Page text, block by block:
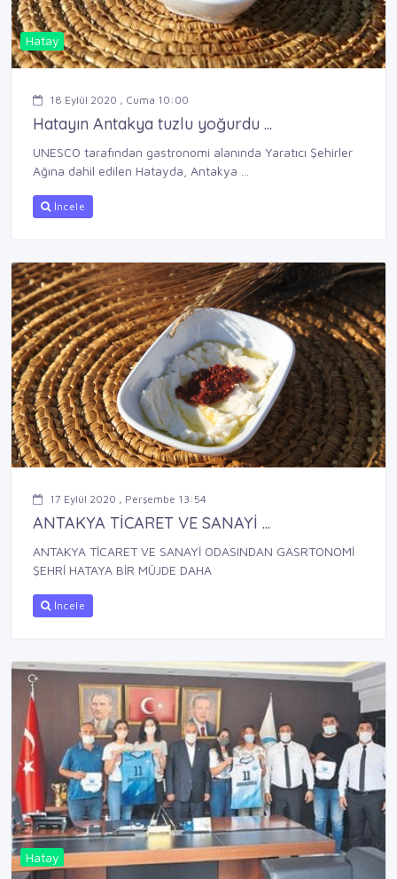
Hatay
18 Eylül 2020 , Cuma 10:00
Hatayın Antakya tuzlu yoğurdu ...
UNESCO tarafından gastronomi alanında Yaratıcı Şehirler
Ağına dahil edilen Hatayda, Antakya ...
İncele
17 Eylül 2020 , Perşembe 13:54
ANTAKYA TİCARET VE SANAYİ ...
ANTAKYA TİCARET VE SANAYİ ODASINDAN GASRTONOMİ
ŞEHRİ HATAYA BİR MÜJDE DAHA
İncele
Hatay